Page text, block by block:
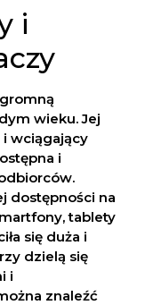
i
wieku. Jej
wciągający
i
dostępności na
tablety
się duża i
dzielą się
i
znaleźć